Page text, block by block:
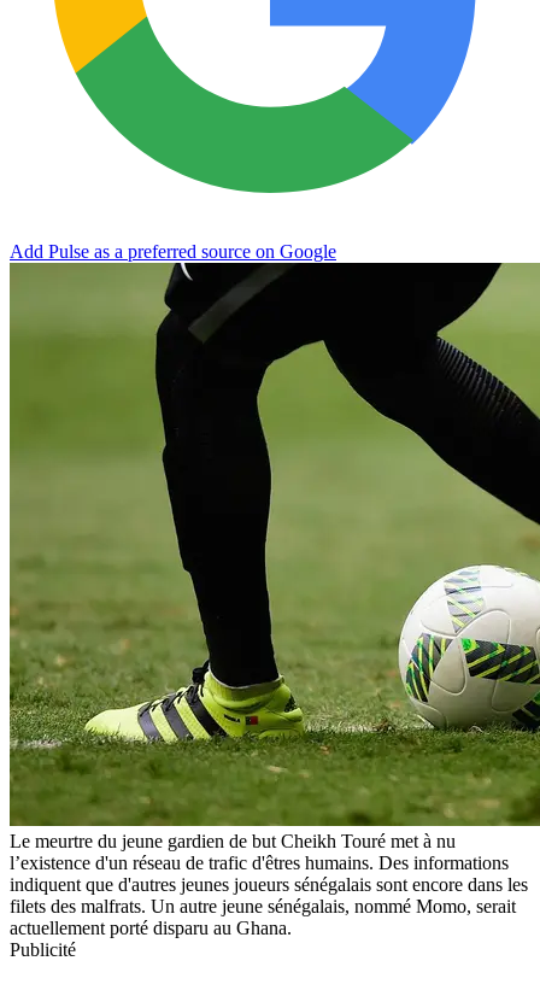
Add Pulse as a preferred source on Google
Le meurtre du jeune gardien de but Cheikh Touré met à nu
l’existence d'un réseau de trafic d'êtres humains. Des informations
indiquent que d'autres jeunes joueurs sénégalais sont encore dans les
filets des malfrats. Un autre jeune sénégalais, nommé Momo, serait
actuellement porté disparu au Ghana.
Publicité